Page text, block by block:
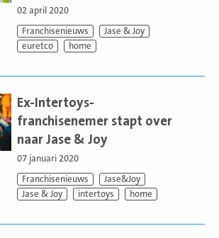
02 april 2020
Franchisenieuws
Jase & Joy
euretco
home
Ex-Intertoys-
franchisenemer stapt over
naar Jase & Joy
07 januari 2020
Franchisenieuws
Jase&Joy
Jase & Joy
intertoys home